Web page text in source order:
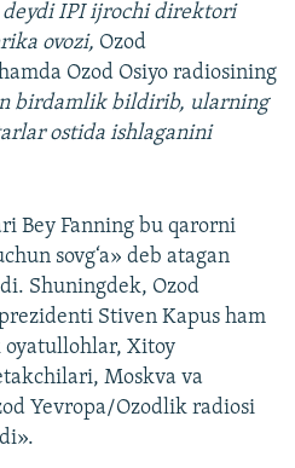
deydi IPI ijrochi direktori
ovozi, Ozod
Ozod Osiyo radiosining
birdamlik bildirib, ularning
ostida ishlaganini
Bey Fanning bu qarorni
sovg‘a» deb atagan
Shuningdek, Ozod
Stiven Kapus ham
oyatullohlar, Xitoy
Moskva va
Yevropa/Ozodlik radiosi